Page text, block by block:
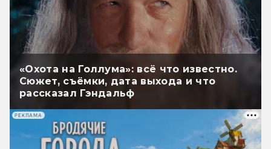
«Охота на Голлума»: всё что известно.
Сюжет, съёмки, дата выхода и что
рассказал Гэндальф
РЕКЛАМА